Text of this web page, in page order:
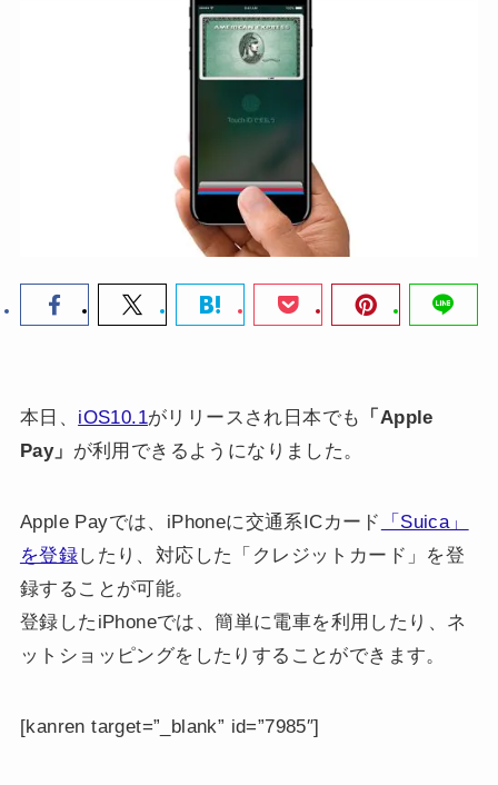
本日、 iOS10.1がリリースされ日本でも
「Apple
Pay」 が利用できるようになりました。
Apple Payでは、iPhoneに交通系ICカード
「Suica」
を登録したり、対応した「クレジットカード」を登
録することが可能。
登録したiPhoneでは、簡単に電車を利用したり、ネ
ットショッピングをしたりすることができます。
[kanren target=”_blank” id=”7985″]